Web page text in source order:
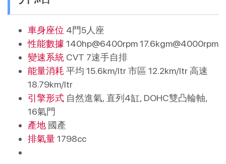
車身座位 4門5人座
性能數據 140hp@6400rpm 17.6kgm@4000rpm
變速系統 CVT 7速手自排
能量消耗 平均 15.6km/ltr 市區 12.2km/ltr 高速
18.79km/ltr
引擎形式 自然進氣, 直列4缸, DOHC雙凸輪軸,
16氣門
產地 國產
排氣量1798cc